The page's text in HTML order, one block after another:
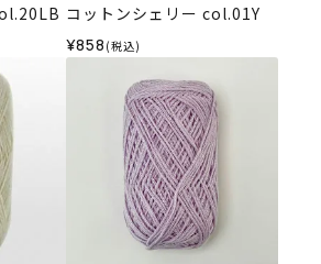
コットンシェリー col.01Y
¥858 (税込)